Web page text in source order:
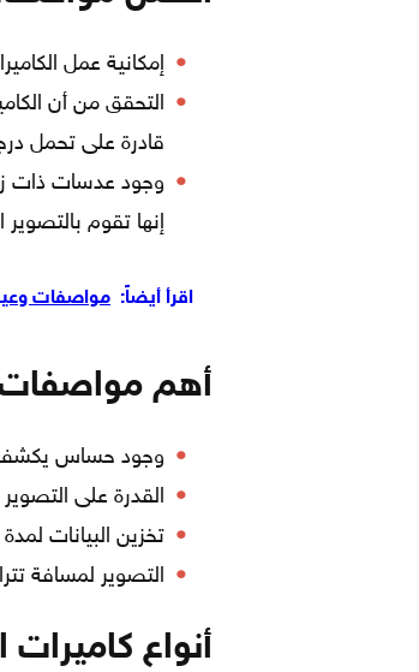
إمكانية عمل
التحقق من أن
قادرة على تحمل
وجود عدسات ذات
إنها تقوم بالتصوير
اقرأ أيضاً: مواصفات
أهم مواصفات
وجود حساس يكشف
القدرة على
تخزين البيانات
التصوير لمسافة تتراوح ما بين
أنواع كاميرات